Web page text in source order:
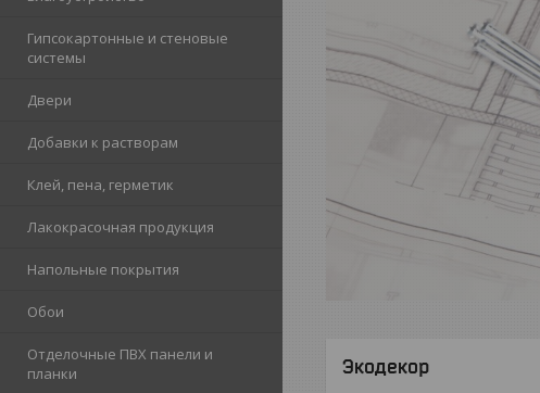
Гипсокартонные и стеновые
системы
Двери
Добавки к растворам
Клей, пена, герметик
Лакокрасочная продукция
Напольные покрытия
Обои
Отделочные ПВХ панели и
планки
Экодекор